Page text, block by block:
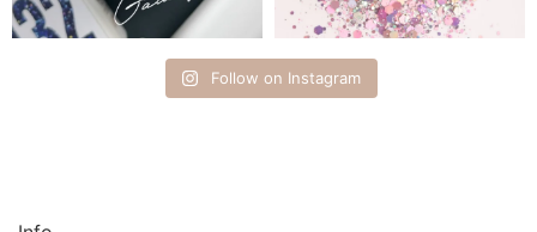
Follow on Instagram